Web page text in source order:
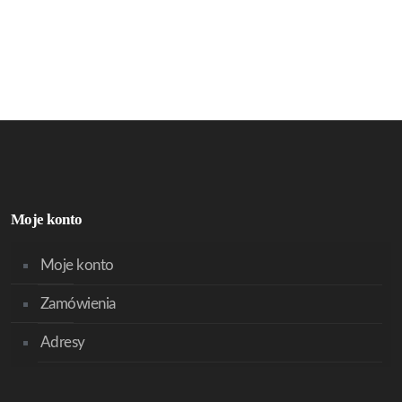
Moje konto
Moje konto
Zamówienia
Adresy